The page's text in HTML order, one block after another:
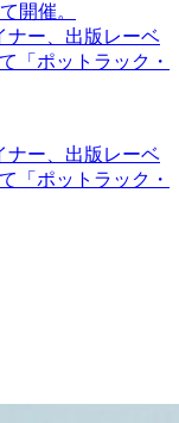
開催。
ナー、出版レーベ
「ポットラック・
ナー、出版レーベ
「ポットラック・